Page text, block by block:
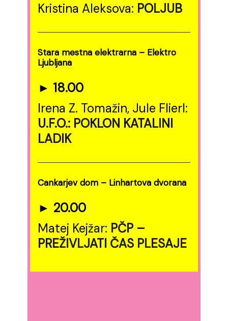
Kristina Aleksova: POLJUB
Stara mestna elektrarna – Elektro
Ljubljana
► 18.00
Irena Z. Tomažin, Jule Flierl:
U.F.O.: POKLON KATALINI
LADIK
Cankarjev dom – Linhartova dvorana
► 20.00
Matej Kejžar: PČP –
PREŽIVLJATI ČAS PLESAJE